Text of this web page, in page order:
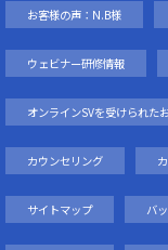
お客様の声：N.B様
ウェビナー研修情報
オンラインSVを受けられた
カウンセリング
サイトマップ バ